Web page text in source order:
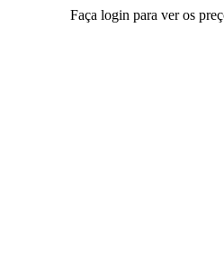
Faça login para ver os